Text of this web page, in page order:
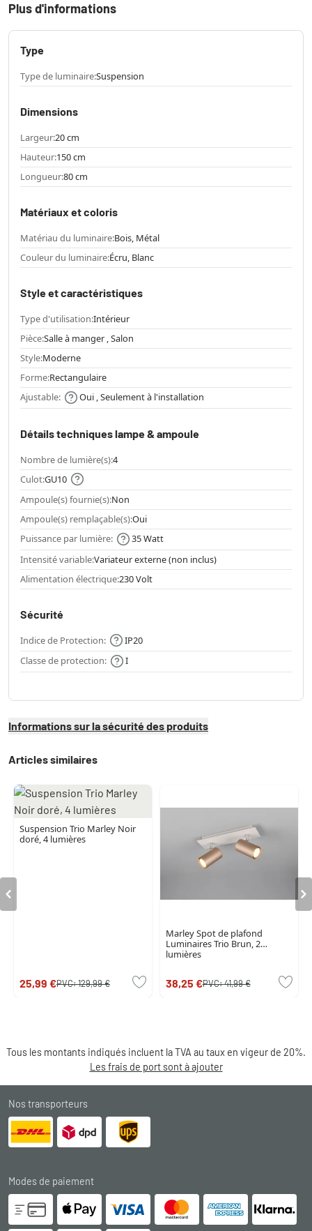
Plus d'informations
Type
Type de luminaire:Suspension
Dimensions
Largeur:20 cm
Hauteur:150 cm
Longueur:80 cm
Matériaux et coloris
Matériau du luminaire:Bois, Métal
Couleur du luminaire:Écru, Blanc
Style et caractéristiques
Type d'utilisation:Intérieur
Pièce:Salle à manger , Salon
Style:Moderne
Forme:Rectangulaire
Ajustable:
Oui , Seulement à l'installation
Détails techniques lampe & ampoule
Nombre de lumière(s):4
Culot:GU10
Ampoule(s) fournie(s):Non
Ampoule(s) remplaçable(s):Oui
Puissance par lumière:
35 Watt
Intensité variable:Variateur externe (non inclus)
Alimentation électrique:230 Volt
Sécurité
Indice de Protection:
IP20
Classe de protection:
I
Informations sur la sécurité des produits
Articles similaires
Suspension Trio Marley Noir
doré, 4 lumières
25,99 €PVC:129,99 €
Marley Spot de plafond
Luminaires Trio Brun, 2
lumières
38,25 €PVC:41,99 €
Tous les montants indiqués incluent la TVA au taux en vigeur de 20%.
Les frais de port sont à ajouter
Nos transporteurs
Modes de paiement